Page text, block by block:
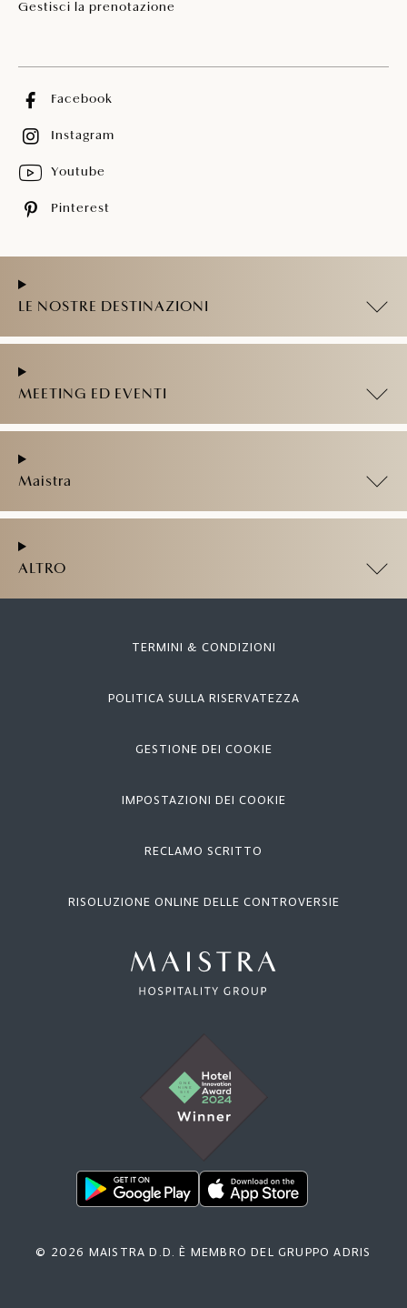
Gestisci la prenotazione
Facebook
Instagram
Youtube
Pinterest
LE NOSTRE DESTINAZIONI
MEETING ED EVENTI
Maistra
ALTRO
TERMINI & CONDIZIONI
POLITICA SULLA RISERVATEZZA
GESTIONE DEI COOKIE
IMPOSTAZIONI DEI COOKIE
RECLAMO SCRITTO
RISOLUZIONE ONLINE DELLE CONTROVERSIE
© 2026 MAISTRA D.D. È MEMBRO DEL GRUPPO ADRIS